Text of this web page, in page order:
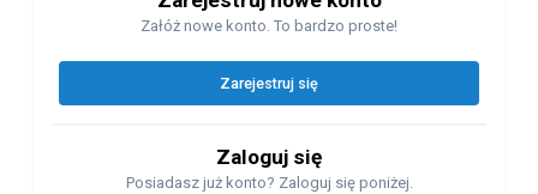
Załóż nowe konto. To bardzo proste!
Zarejestruj się
Zaloguj się
Posiadasz już konto? Zaloguj się poniżej.